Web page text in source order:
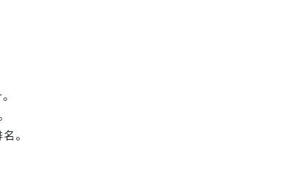
。